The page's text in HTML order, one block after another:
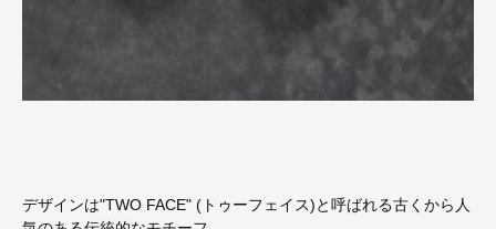
デザインは"TWO FACE" (トゥーフェイス)と呼ばれる古くから人